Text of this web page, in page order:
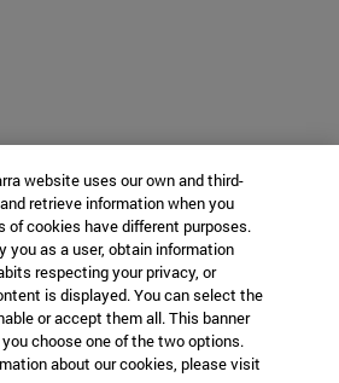
website uses our own and third-
retrieve information when you
of cookies have different purposes.
you as a user, obtain information
respecting your privacy, or
is displayed. You can select the
or accept them all. This banner
choose one of the two options.
about our cookies, please visit